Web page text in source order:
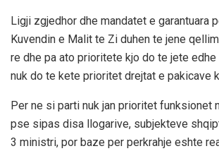
Ligji zgjedhor dhe mandatet e garantuara
Kuvendin e Malit te Zi duhen te jene
re dhe pa ato prioritete kjo do te jete edhe
nuk do te kete prioritet drejtat e pakicave
Per ne si parti nuk jan prioritet funksionet
pse sipas disa llogarive, subjekteve
3 ministri, por baze per perkrahje eshte